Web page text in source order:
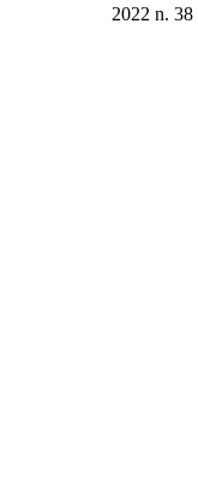
2022 n. 38